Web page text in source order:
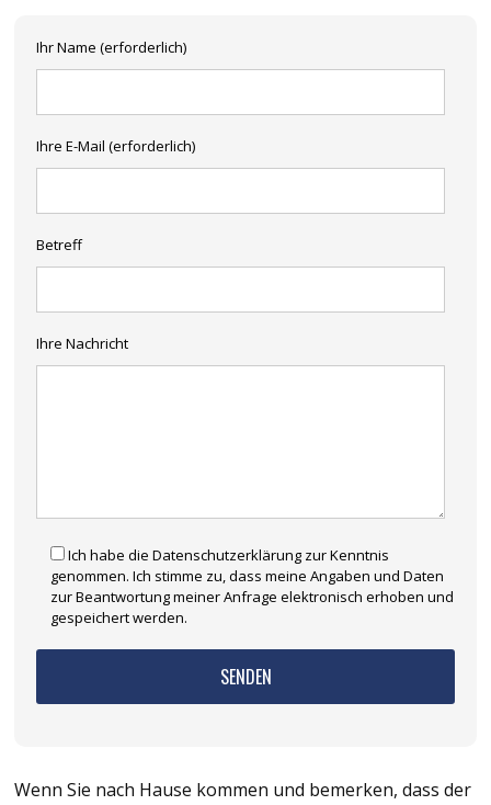
Ihr Name (erforderlich)
Ihre E-Mail (erforderlich)
Betreff
Ihre Nachricht
Ich habe die Datenschutzerklärung zur Kenntnis
genommen. Ich stimme zu, dass meine Angaben und Daten
zur Beantwortung meiner Anfrage elektronisch erhoben und
gespeichert werden.
Wenn Sie nach Hause kommen und bemerken, dass der